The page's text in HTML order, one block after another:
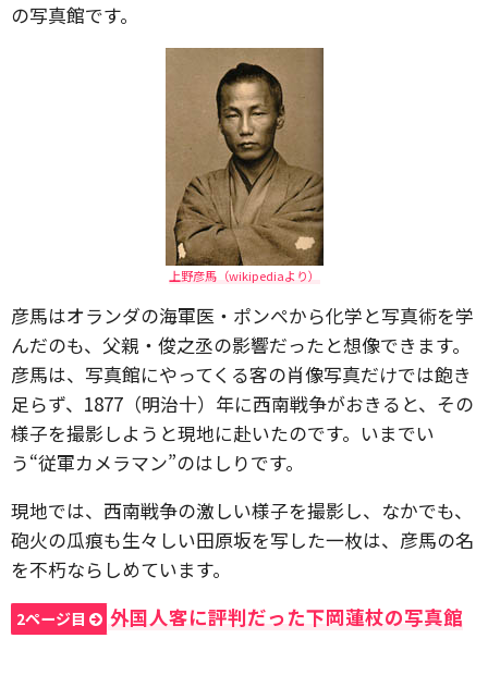
の写真館です。
上野彦馬（wikipediaより）
彦馬はオランダの海軍医・ポンぺから化学と写真術を学
んだのも、父親・俊之丞の影響だったと想像できます。
彦馬は、写真館にやってくる客の肖像写真だけでは飽き
足らず、1877（明治十）年に西南戦争がおきると、その
様子を撮影しようと現地に赴いたのです。いまでい
う“従軍カメラマン”のはしりです。
現地では、西南戦争の激しい様子を撮影し、なかでも、
砲火の瓜痕も生々しい田原坂を写した一枚は、彦馬の名
を不朽ならしめています。
2ページ目 外国人客に評判だった下岡蓮杖の写真館